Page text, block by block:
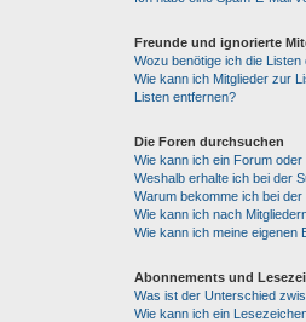
Freunde und ignorierte
Wozu benötige ich die
Wie kann ich Mitglieder zur
Listen entfernen?
Die Foren durchsuchen
Wie kann ich ein Forum
Weshalb erhalte ich bei der
Warum bekomme ich bei
Wie kann ich nach
Wie kann ich meine eigenen
Abonnements und
Was ist der Unterschied
Wie kann ich ein